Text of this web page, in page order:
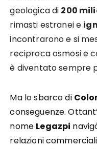
geologica di 200
rimasti estranei e
incontrarono e si
reciproca osmosi e
è diventato sempre
Ma lo sbarco di
conseguenze.
nome Legazpi
relazioni